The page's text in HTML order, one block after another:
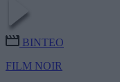
ΒΙΝΤΕΟ
FILM NOIR